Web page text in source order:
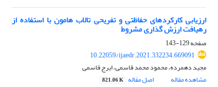
ارزیابی کارکردهای حفاظتی و تفریحی تالاب هامون با استفاده از
رهیافت ارزش گذاری مشروط
صفحه129-143
10.22059/ijaedr.2021.332234.669091
مجید دهمرده، محمود محمد قاسمی، ایرج قاسمی
مشاهده مقاله
اصل مقاله 821.06 K